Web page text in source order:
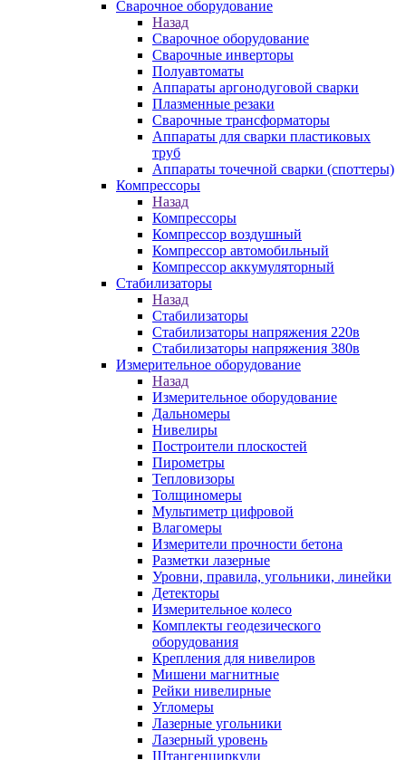
Сварочное оборудование
Назад
Сварочное оборудование
Сварочные инверторы
Полуавтоматы
Аппараты аргонодуговой сварки
Плазменные резаки
Сварочные трансформаторы
Аппараты для сварки пластиковых
труб
Аппараты точечной сварки (споттеры)
Компрессоры
Назад
Компрессоры
Компрессор воздушный
Компрессор автомобильный
Компрессор аккумуляторный
Стабилизаторы
Назад
Стабилизаторы
Стабилизаторы напряжения 220в
Стабилизаторы напряжения 380в
Измерительное оборудование
Назад
Измерительное оборудование
Дальномеры
Нивелиры
Построители плоскостей
Пирометры
Тепловизоры
Толщиномеры
Мультиметр цифровой
Влагомеры
Измерители прочности бетона
Разметки лазерные
Уровни, правила, угольники, линейки
Детекторы
Измерительное колесо
Комплекты геодезического
оборудования
Крепления для нивелиров
Мишени магнитные
Рейки нивелирные
Угломеры
Лазерные угольники
Лазерный уровень
Штангенциркули